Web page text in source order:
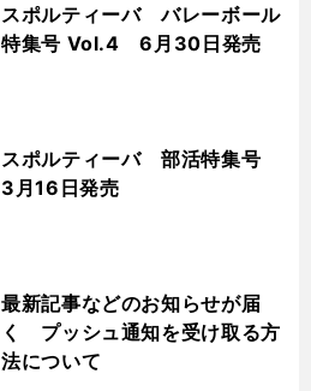
スポルティーバ バレーボール
特集号 Vol.4 6月30日発売
スポルティーバ 部活特集号
3月16日発売
最新記事などのお知らせが届
く プッシュ通知を受け取る方
法について